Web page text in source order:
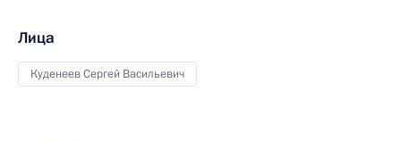
Лица
Куденеев Сергей Васильевич